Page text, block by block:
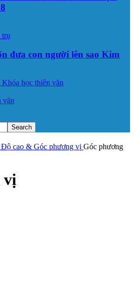
trụ
đưa con người lên sao Kim
học thiên văn
văn
cao & Góc phương vị Góc phương
vị